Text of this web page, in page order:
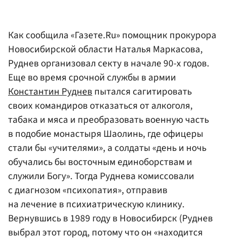
Как сообщила «Газете.Ru» помощник прокурора
Новосибирской области Наталья Маркасова,
Руднев организовал секту в начале 90-х годов.
Еще во время срочной службы в армии
Константин Рудневпытался сагитировать
своих командиров отказаться от алкоголя,
табака и мяса и преобразовать военную часть
в подобие монастыря Шаолинь, где офицеры
стали бы «учителями», а солдаты «день и ночь
обучались бы восточным единоборствам и
служили Богу». Тогда Руднева комиссовали
с диагнозом «психопатия», отправив
на лечение в психиатрическую клинику.
Вернувшись в 1989 году в Новосибирск (Руднев
выбрал этот город, потому что он «находится